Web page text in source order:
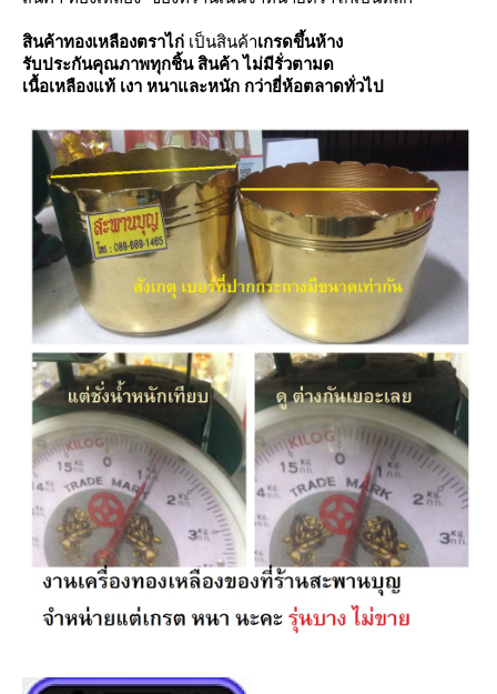
สินค้าทองเหลืองตราไก่ เป็นสินค้าเกรดขึ้นห้าง
รับประกันคุณภาพทุกชิ้น สินค้า ไม่มีรั่วตามด
เนื้อเหลืองแท้ เงา หนาและหนัก กว่ายี่ห้อตลาดทั่วไป